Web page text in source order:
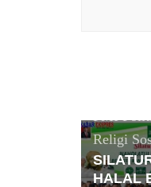
Religi
HALAL